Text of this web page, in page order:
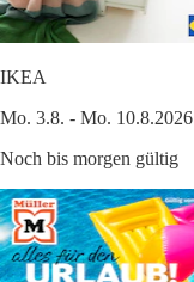
IKEA
Mo. 3.8. - Mo. 10.8.2026
Noch bis morgen gültig